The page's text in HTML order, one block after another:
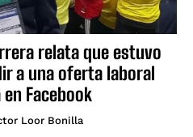
relata que estuvo
a una oferta laboral
Facebook
Loor Bonilla